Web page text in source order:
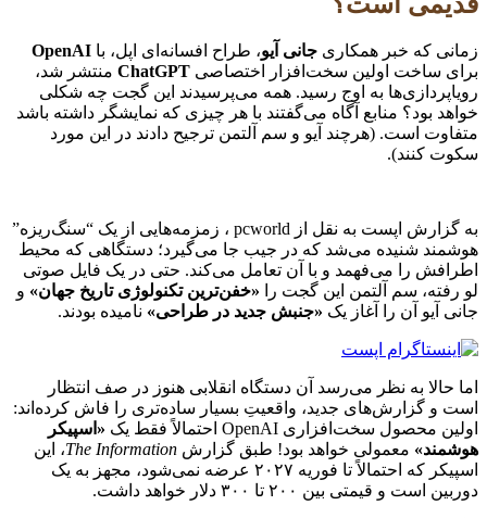
زمانی که خبر همکاری جانی آیو، طراح افسانه‌ای اپل، با OpenAI
برای ساخت اولین سخت‌افزار اختصاصی ChatGPT منتشر شد،
رویاپردازی‌ها به اوج رسید. همه می‌پرسیدند این گجت چه شکلی
خواهد بود؟ منابع آگاه می‌گفتند با هر چیزی که نمایشگر داشته باشد
متفاوت است. (هرچند آیو و سم آلتمن ترجیح دادند در این مورد
سکوت کنند).
به گزارش اپست به نقل از pcworld ، زمزمه‌هایی از یک “سنگ‌ریزه”
هوشمند شنیده می‌شد که در جیب جا می‌گیرد؛ دستگاهی که محیط
اطرافش را می‌فهمد و با آن تعامل می‌کند. حتی در یک فایل صوتی
لو رفته، سم آلتمن این گجت را «خفن‌ترین تکنولوژی تاریخ جهان» و
جانی آیو آن را آغاز یک «جنبش جدید در طراحی» نامیده بودند.
اما حالا به نظر می‌رسد آن دستگاه انقلابی هنوز در صف انتظار
است و گزارش‌های جدید، واقعیتِ بسیار ساده‌تری را فاش کرده‌اند:
اولین محصول سخت‌افزاری OpenAI احتمالاً فقط یک
«اسپیکر
هوشمند» معمولی خواهد بود! طبق گزارش The Information، این
اسپیکر که احتمالاً تا فوریه ۲۰۲۷ عرضه نمی‌شود، مجهز به یک
دوربین است و قیمتی بین ۲۰۰ تا ۳۰۰ دلار خواهد داشت.